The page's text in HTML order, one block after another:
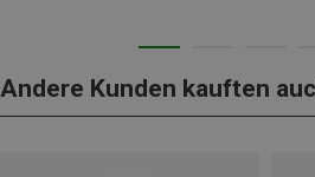
Andere Kunden kauften